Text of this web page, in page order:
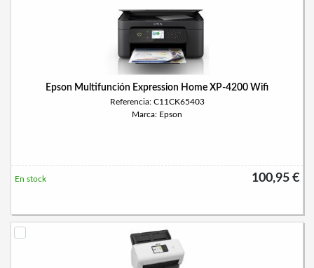
Epson Multifunción Expression Home XP-4200 Wifi
Referencia: C11CK65403
Marca: Epson
100,95 €
En stock